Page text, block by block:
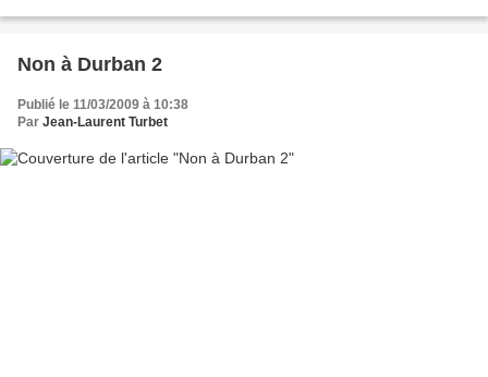
Non à Durban 2
Publié le 11/03/2009 à 10:38
Par Jean-Laurent Turbet